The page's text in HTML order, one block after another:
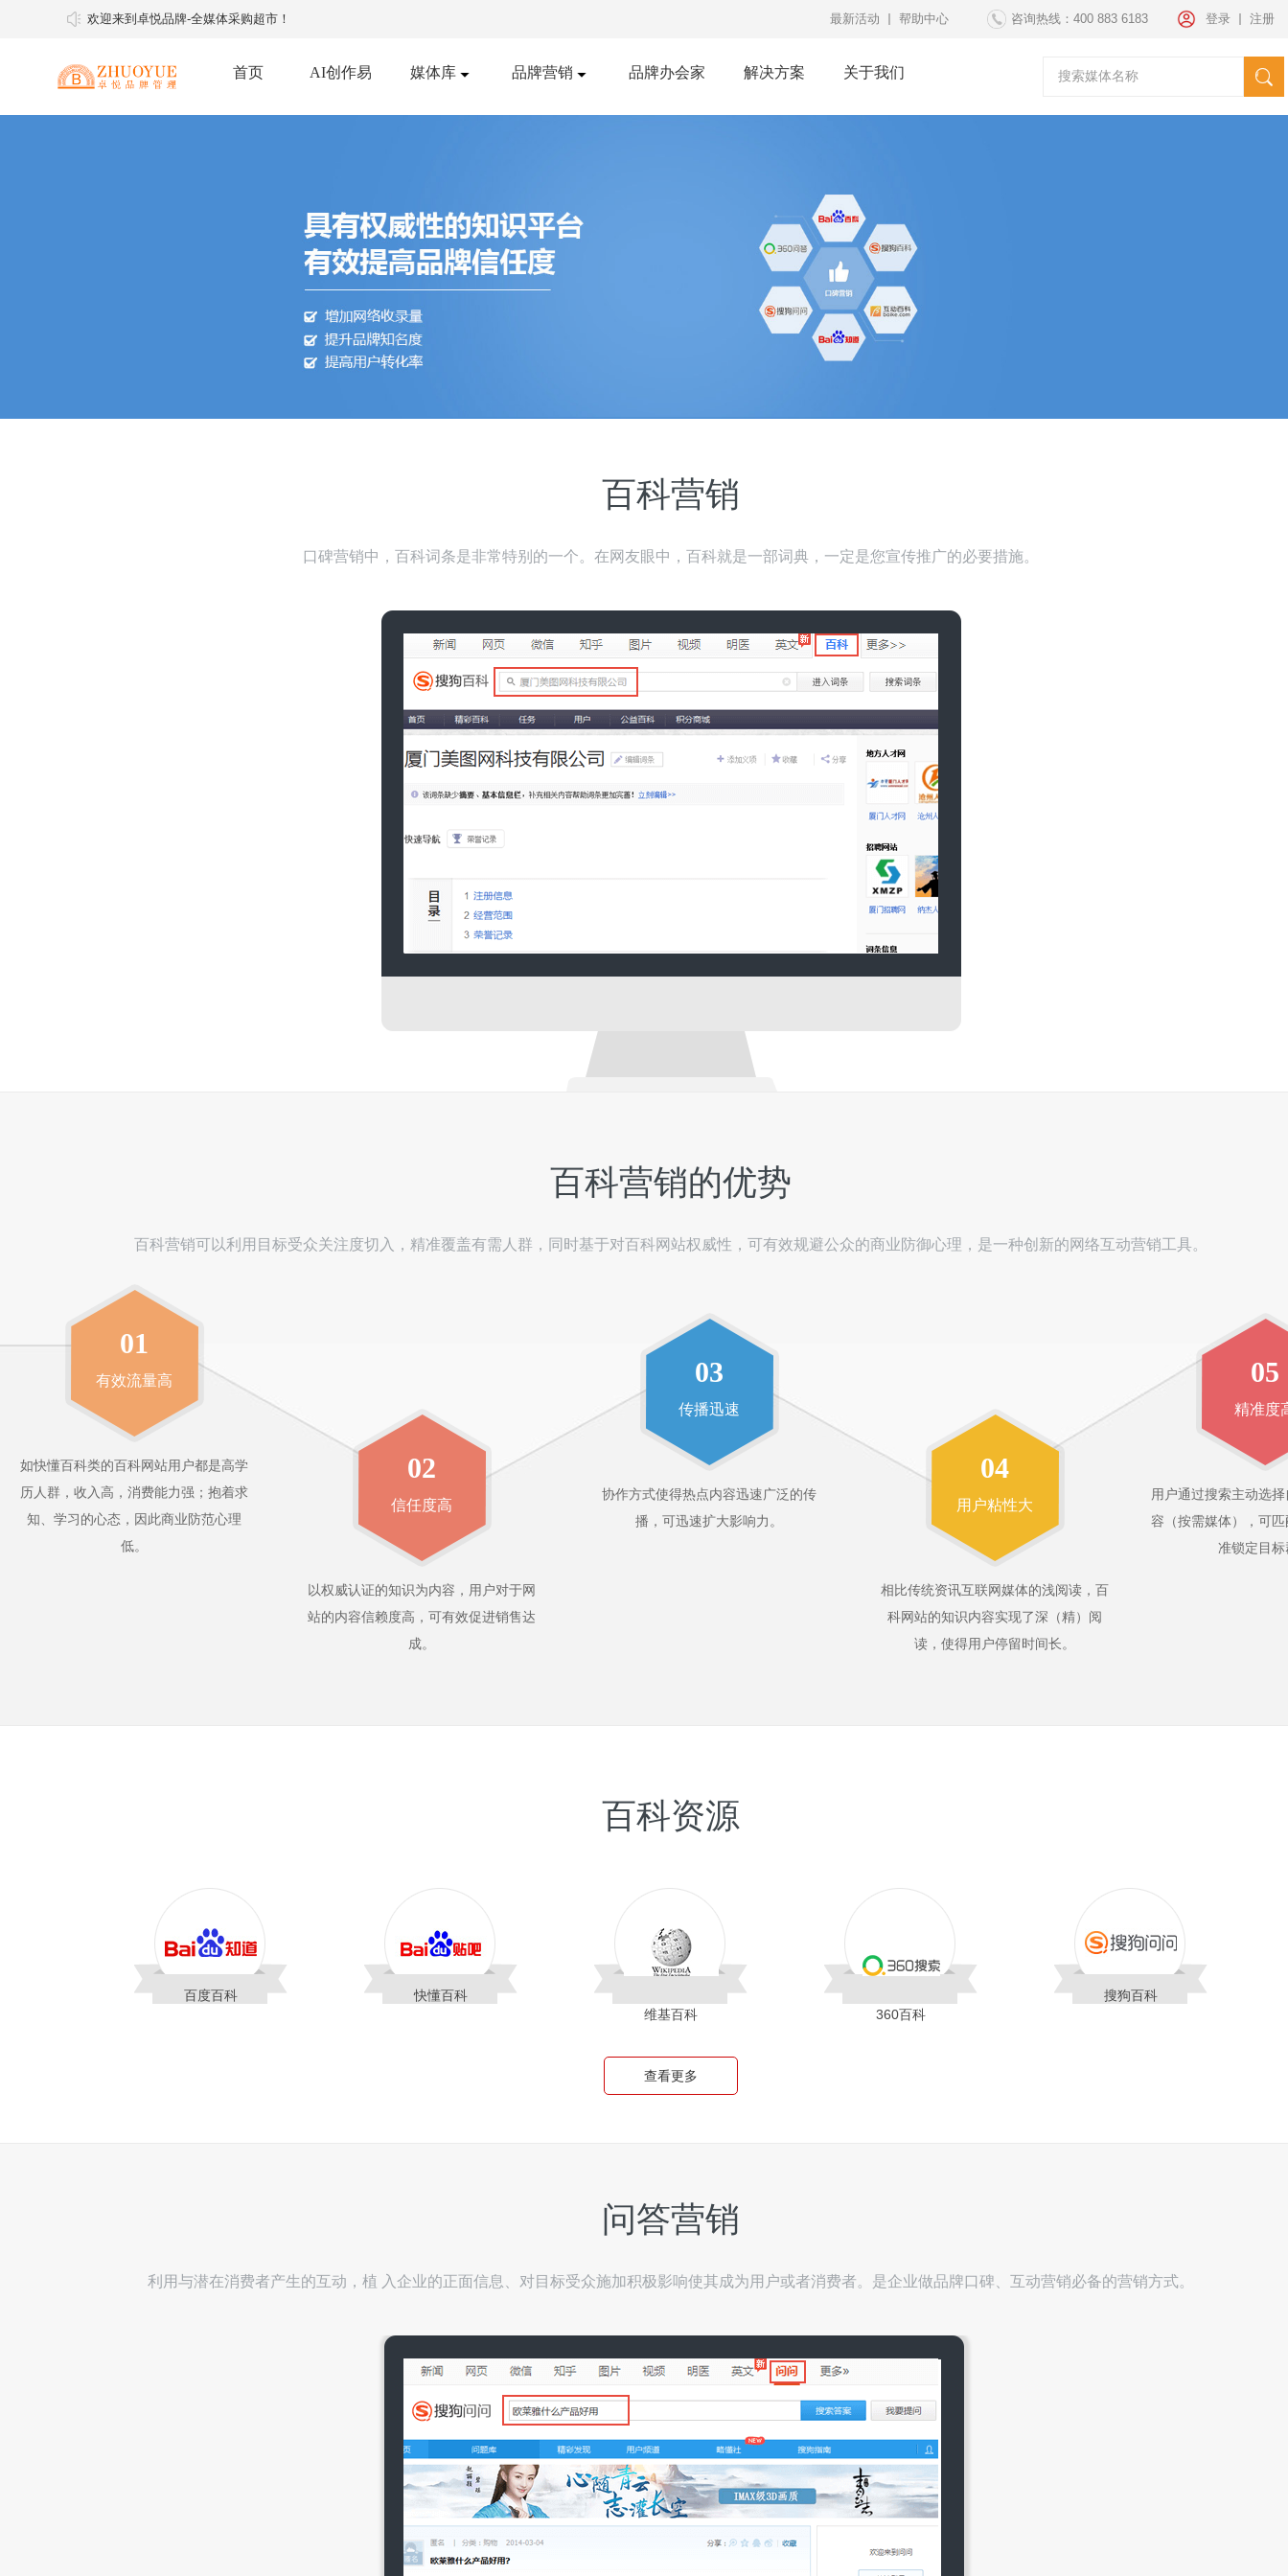
欢迎来到卓悦品牌-全媒体采购超市！ 最新活动 帮助中心 咨询热线：400 883 6183 登录 注册
首页 AI创作易 媒体库 品牌营销 品牌办会家 解决方案 关于我们 请选择媒体
广告投放
央视广告
百科营销
口碑营销中，百科词条是非常特别的一个。在网友眼中，百科就是一部词典，一定是您宣传推广的必要措施。
百科营销的优势
百科营销可以利用目标受众关注度切入，精准覆盖有需人群，同时基于对百科网站权威性，可有效规避公众的商业防御心理，是一种创新的网络互动营销工具。
01
有效流量高
如快懂百科类的百科网站用户都是高学
历人群，收入高，消费能力强；抱着求
知、学习的心态，因此商业防范心理
低。
02
信任度高
以权威认证的知识为内容，用户对于网
站的内容信赖度高，可有效促进销售达
成。
03
传播迅速
协作方式使得热点内容迅速广泛的传
播，可迅速扩大影响力。
04
用户粘性大
相比传统资讯互联网媒体的浅阅读，百
科网站的知识内容实现了深（精）阅
读，使得用户停留时间长。
05
精准度
用户通过搜索主动选
容（按需媒体），可
准锁定目标
百科资源
百度百科
快懂百科
维基百科
360百科
搜狗百科
查看更多
问答营销
利用与潜在消费者产生的互动，植 入企业的正面信息、对目标受众施加积极影响使其成为用户或者消费者。是企业做品牌口碑、互动营销必备的营销方式。